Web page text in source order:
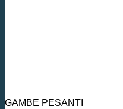
GAMBE PESANTI